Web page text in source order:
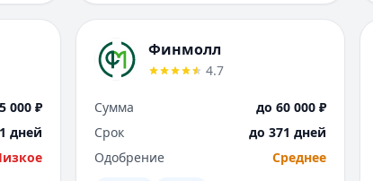
000 ₽
дней
Финмолл
4.7
Сумма
до 60 000 ₽
Срок
до 371 дней
Одобрение
Среднее